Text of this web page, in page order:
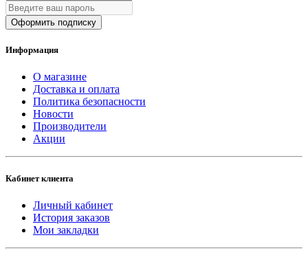
Оформить подписку
Информация
О магазине
Доставка и оплата
Политика безопасности
Новости
Производители
Акции
Кабинет клиента
Личный кабинет
История заказов
Мои закладки